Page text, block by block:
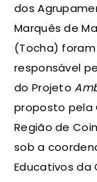
dos
Marquês de
(Tocha)
responsável
do Projeto
proposto pela
Região de
sob a
Educativos da